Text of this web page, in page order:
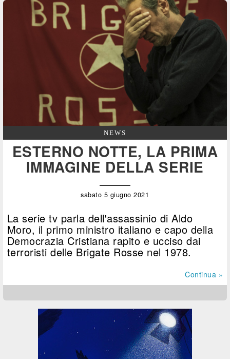
NEWS
ESTERNO NOTTE, LA PRIMA
IMMAGINE DELLA SERIE
sabato 5 giugno 2021
La serie tv parla dell'assassinio di Aldo
Moro, il primo ministro italiano e capo della
Democrazia Cristiana rapito e ucciso dai
terroristi delle Brigate Rosse nel 1978.
Continua »